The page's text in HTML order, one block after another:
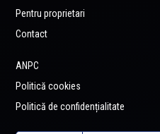
Pentru proprietari
Contact
ANPC
Politică cookies
Politică de confidențialitate